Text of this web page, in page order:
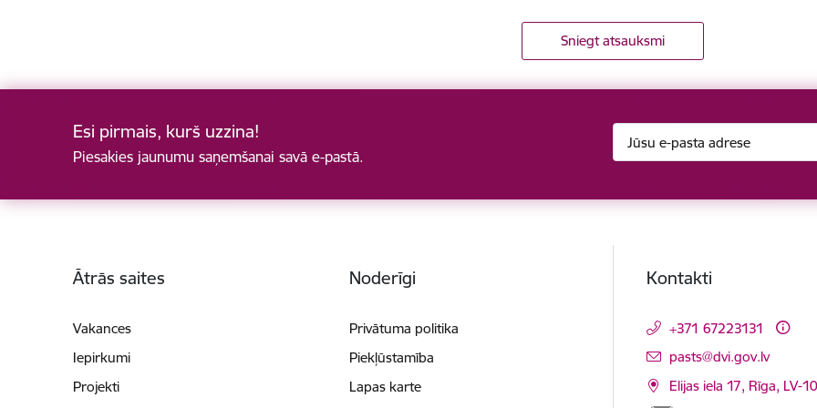
Sniegt atsauksmi
Esi pirmais, kurš uzzina!
Piesakies jaunumu saņemšanai savā e-pastā.
Ātrās saites
Vakances
Iepirkumi
Projekti
Noderīgi
Privātuma politika
Piekļūstamība
Lapas karte
Kontakti
+371 67223131
E-pasts:
pasts@dvi.gov.lv
Elijas iela 17, Rīga, LV-